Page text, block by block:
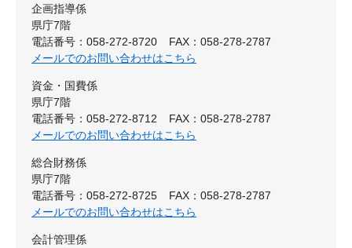
企画指導係
県庁7階
電話番号：058-272-8720
FAX：058-278-2787
メールでのお問い合わせはこちら
資金・国費係
県庁7階
電話番号：058-272-8712
FAX：058-278-2787
メールでのお問い合わせはこちら
総合財務係
県庁7階
電話番号：058-272-8725
FAX：058-278-2787
メールでのお問い合わせはこちら
会計管理係